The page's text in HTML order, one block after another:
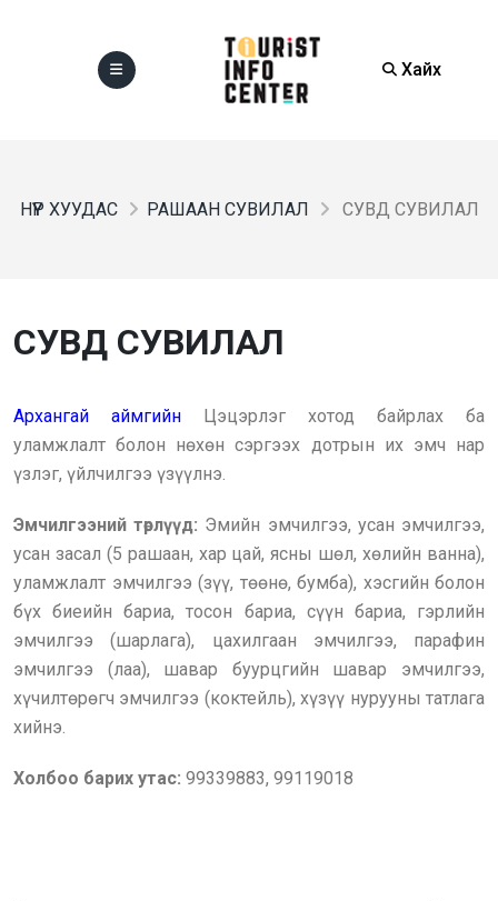
Хайх
НҮҮР ХУУДАС РАШААН СУВИЛАЛ СУВД СУВИЛАЛ
СУВД СУВИЛАЛ
Архангай аймгийн Цэцэрлэг хотод байрлах ба
уламжлалт болон нөхөн сэргээх дотрын их эмч нар
үзлэг, үйлчилгээ үзүүлнэ.
Эмчилгээний төрлүүд: Эмийн эмчилгээ, усан эмчилгээ,
усан засал (5 рашаан, хар цай, ясны шөл, хөлийн ванна),
уламжлалт эмчилгээ (зүү, төөнө, бумба), хэсгийн болон
бүх биеийн бариа, тосон бариа, сүүн бариа, гэрлийн
эмчилгээ (шарлага), цахилгаан эмчилгээ, парафин
эмчилгээ (лаа), шавар буурцгийн шавар эмчилгээ,
хүчилтөрөгч эмчилгээ (коктейль), хүзүү нурууны татлага
хийнэ.
Холбоо барих утас: 99339883, 99119018